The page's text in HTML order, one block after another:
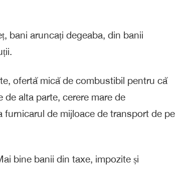
bani aruncați degeaba, din banii
ofertă mică de combustibil pentru că
de alta parte, cerere mare de
furnicarul de mijloace de transport de pe
bine banii din taxe, impozite și